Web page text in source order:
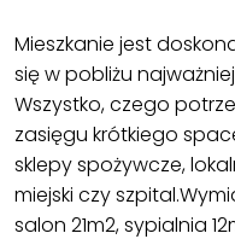
Mieszkanie jest
się w pobliżu
Wszystko, czego
zasięgu krótkiego
sklepy spożywcze,
miejski czy
salon 21m2, sypialnia